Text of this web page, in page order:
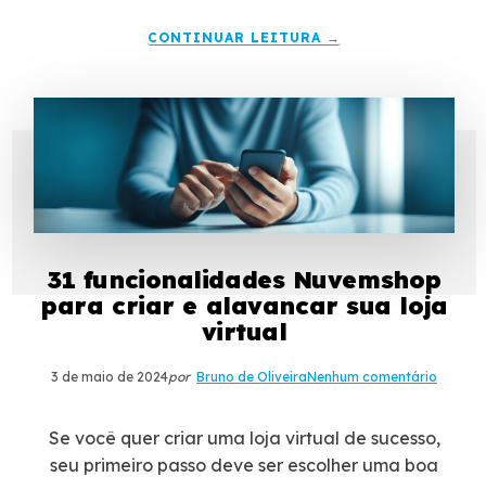
CONTINUAR LEITURA →
31 funcionalidades Nuvemshop
para criar e alavancar sua loja
virtual
3 de maio de 2024por Bruno de OliveiraNenhum comentário
Se você quer criar uma loja virtual de sucesso,
seu primeiro passo deve ser escolher uma boa